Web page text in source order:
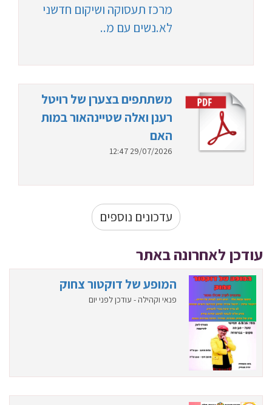
מרכז תעסוקה ושיקום חדשני
לא.נשים עם מ..
משתתפים בצערן של רויטל
רענן ואלה שטיינהאור במות
האם
29/07/2026 12:47
עדכונים נוספים
עודכן לאחרונה באתר
המופע של דוקטור צחוק
פנאי וקהילה - עודכן לפני יום